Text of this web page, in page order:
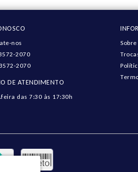
nos
2070
2070
DE ATENDIMENTO
das 7:30 às 17:30h